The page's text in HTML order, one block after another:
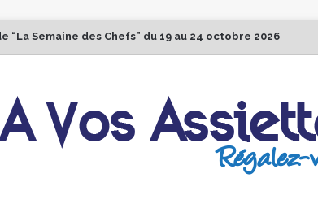
“La Semaine des Chefs” du 19 au 24 octobre 2026